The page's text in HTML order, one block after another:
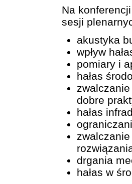
Na
sesji
akustyka
wpływ
pomiary i
hałas
dobre
hałas
drgania
hałas w